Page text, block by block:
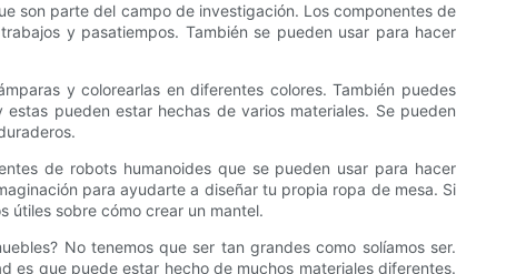
son parte del campo de investigación. Los componentes de
y pasatiempos. También se pueden usar para hacer
y colorearlas en diferentes colores. También puedes
pueden estar hechas de varios materiales. Se pueden
de robots humanoides que se pueden usar para hacer
para ayudarte a diseñar tu propia ropa de mesa. Si
útiles sobre cómo crear un mantel.
No tenemos que ser tan grandes como solíamos ser.
es que puede estar hecho de muchos materiales diferentes.